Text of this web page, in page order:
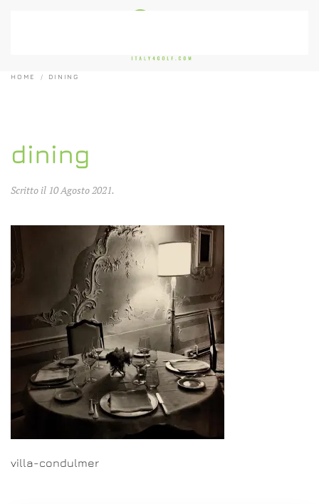
HOME DINING
dining
Scritto il 10 Agosto 2021.
villa-condulmer